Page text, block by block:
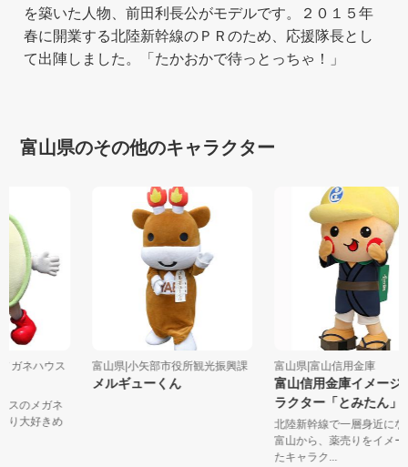
を築いた人物、前田利長公がモデルです。２０１５年
春に開業する北陸新幹線のＰＲのため、応援隊長とし
て出陣しました。「たかおかで待っとっちゃ！」
富山県のその他のキャラクター
ガネハウス
スのメガネ
り大好きめ
富山県|小矢部市役所観光振興課
メルギューくん
富山県|富山信用金庫
富山信用金庫イメー
ラクター「とみたん
北陸新幹線で一層身近に
富山から、薬売りをイメ
たキャラク...